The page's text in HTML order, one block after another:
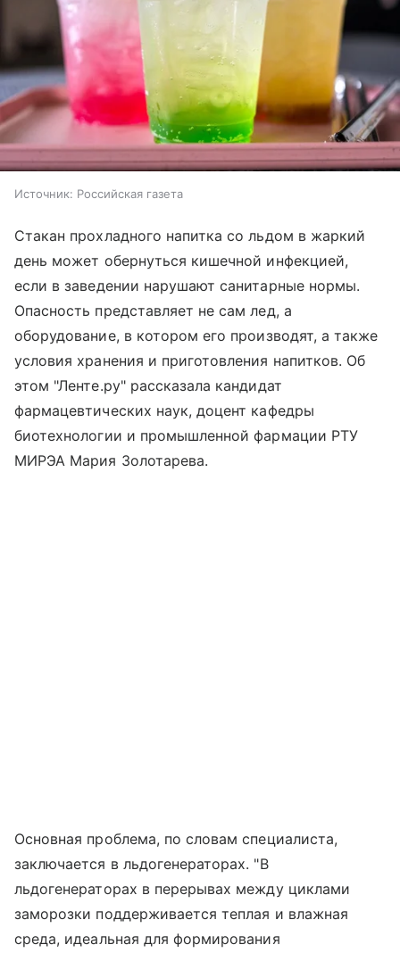
Источник: Российская газета
Стакан прохладного напитка со льдом в жаркий
день может обернуться кишечной инфекцией,
если в заведении нарушают санитарные нормы.
Опасность представляет не сам лед, а
оборудование, в котором его производят, а также
условия хранения и приготовления напитков. Об
этом "Ленте.ру" рассказала кандидат
фармацевтических наук, доцент кафедры
биотехнологии и промышленной фармации РТУ
МИРЭА Мария Золотарева.
Основная проблема, по словам специалиста,
заключается в льдогенераторах. "В
льдогенераторах в перерывах между циклами
заморозки поддерживается теплая и влажная
среда, идеальная для формирования